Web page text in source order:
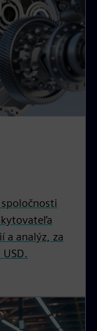
a analýz, za